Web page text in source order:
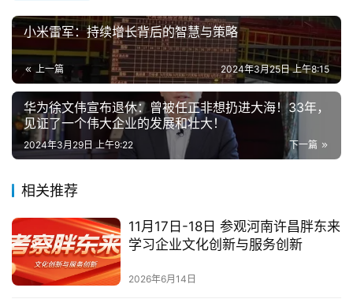
小米雷军：持续增长背后的智慧与策略
上一篇 2024年3月25日 上午8:15
华为徐文伟宣布退休：曾被任正非想扔进大海！33年，
见证了一个伟大企业的发展和壮大​！
下一篇
2024年3月29日 上午9:22
相关推荐
11月17日-18日 参观河南许昌胖东来
学习企业文化创新与服务创新
2026年6月14日